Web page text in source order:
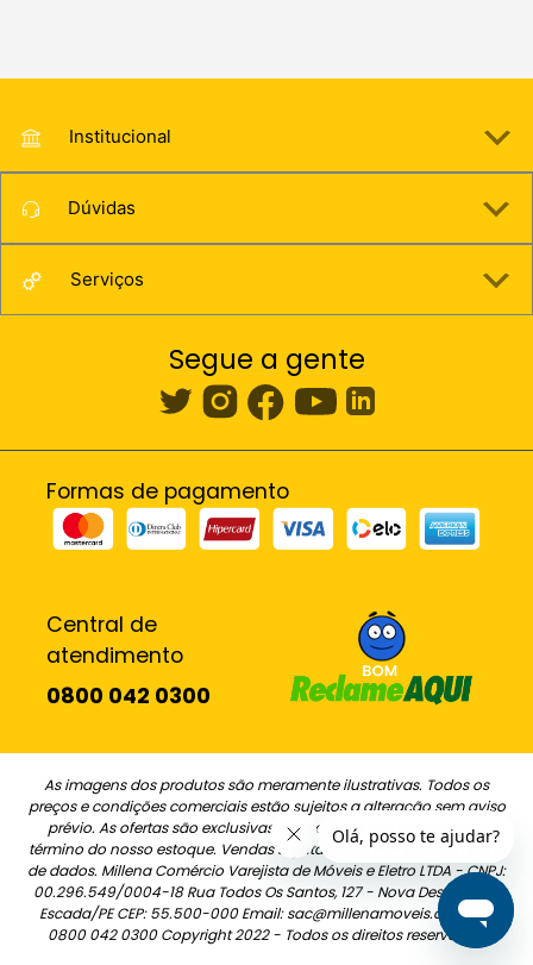
Institucional
Dúvidas
Serviços
Segue a gente
Formas de pagamento
Central de
atendimento
0800 042 0300
As imagens dos produtos são meramente ilustrativas. Todos os
preços e condições comerciais estão sujeitos a alteração sem aviso
prévio. As ofertas são exclusivas para o site e são válidas até o
término do nosso estoque. Vendas sujeitas a análise e confirmação
de dados. Millena Comércio Varejista de Móveis e Eletro LTDA - CNPJ:
00.296.549/0004-18 Rua Todos Os Santos, 127 - Nova Descoberta,
Escada/PE CEP: 55.500-000 Email: sac@millenamoveis.com.br -
0800 042 0300 Copyright 2022 - Todos os direitos reservados.